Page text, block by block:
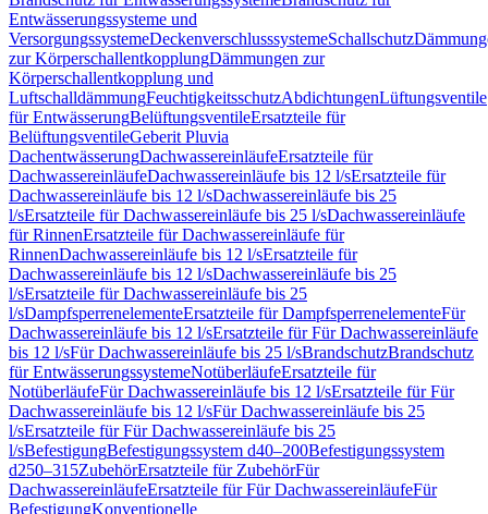
Entwässerungssysteme und
VersorgungssystemeDeckenverschlusssystemeSchallschutz
zur KörperschallentkopplungDämmungen zur
Körperschallentkopplung und
LuftschalldämmungFeuchtigkeitsschutzAbdichtungenLüftungsventile
für EntwässerungBelüftungsventileErsatzteile für
BelüftungsventileGeberit Pluvia
DachentwässerungDachwassereinläufeErsatzteile für
DachwassereinläufeDachwassereinläufe bis 12 l/sErsatzteile für
Dachwassereinläufe bis 12 l/sDachwassereinläufe bis 25
l/sErsatzteile für Dachwassereinläufe bis 25 l/sDachwassereinläufe
für RinnenErsatzteile für Dachwassereinläufe für
RinnenDachwassereinläufe bis 12 l/sErsatzteile für
Dachwassereinläufe bis 12 l/sDachwassereinläufe bis 25
l/sErsatzteile für Dachwassereinläufe bis 25
l/sDampfsperrenelementeErsatzteile für DampfsperrenelementeFür
Dachwassereinläufe bis 12 l/sErsatzteile für Für Dachwassereinläufe
bis 12 l/sFür Dachwassereinläufe bis 25 l/sBrandschutzBrandschutz
für EntwässerungssystemeNotüberläufeErsatzteile für
NotüberläufeFür Dachwassereinläufe bis 12 l/sErsatzteile für Für
Dachwassereinläufe bis 12 l/sFür Dachwassereinläufe bis 25
l/sErsatzteile für Für Dachwassereinläufe bis 25
l/sBefestigungBefestigungssystem d40–200Befestigungssystem
d250–315ZubehörErsatzteile für ZubehörFür
DachwassereinläufeErsatzteile für Für DachwassereinläufeFür
BefestigungKonventionelle